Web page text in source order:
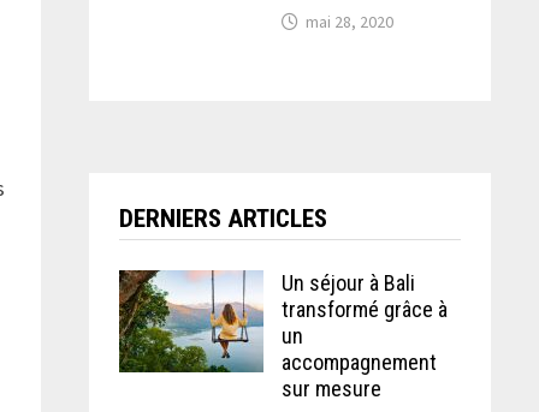
mai 28, 2020
DERNIERS ARTICLES
Un séjour à Bali
transformé grâce à
un
accompagnement
sur mesure